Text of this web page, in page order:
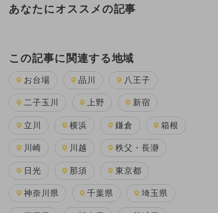
あなたにオススメの記事
この記事に関連する地域
お台場 品川 八王子
二子玉川 上野 新宿
立川 横浜 鎌倉 箱根
川崎 川越 秩父・長瀞
日光 那須 東京都
神奈川県 千葉県 埼玉県